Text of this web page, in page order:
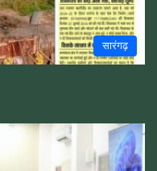
सारंगढ़